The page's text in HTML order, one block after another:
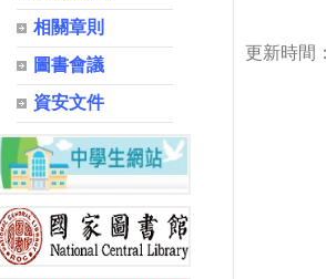
相關章則
圖書會議
資安文件
更新時間